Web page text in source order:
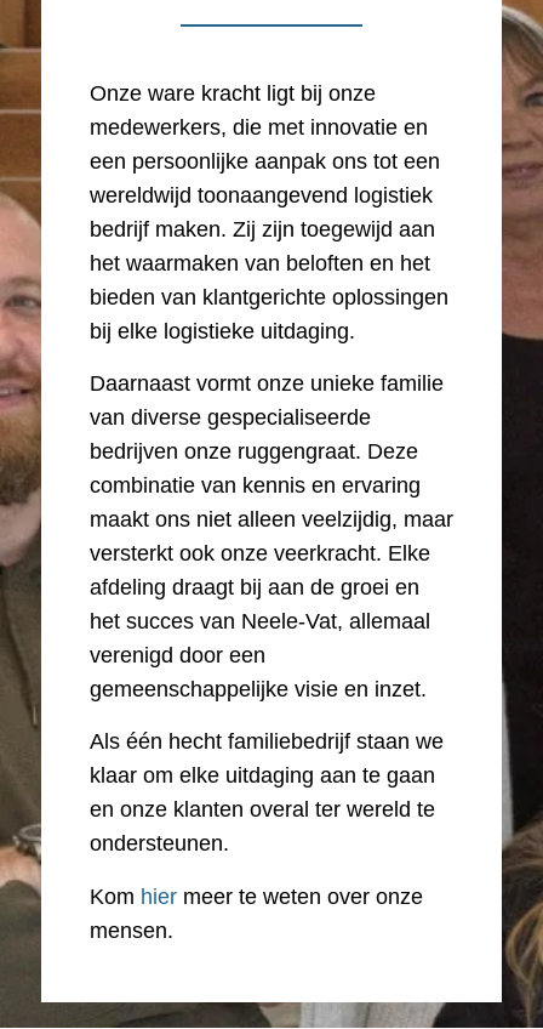
Onze ware kracht ligt bij onze
medewerkers, die met innovatie en
een persoonlijke aanpak ons tot een
wereldwijd toonaangevend logistiek
bedrijf maken. Zij zijn toegewijd aan
het waarmaken van beloften en het
bieden van klantgerichte oplossingen
bij elke logistieke uitdaging.
Daarnaast vormt onze unieke familie
van diverse gespecialiseerde
bedrijven onze ruggengraat. Deze
combinatie van kennis en ervaring
maakt ons niet alleen veelzijdig, maar
versterkt ook onze veerkracht. Elke
afdeling draagt bij aan de groei en
het succes van Neele-Vat, allemaal
verenigd door een
gemeenschappelijke visie en inzet.
Als één hecht familiebedrijf staan we
klaar om elke uitdaging aan te gaan
en onze klanten overal ter wereld te
ondersteunen.
Kom hiermeer te weten over onze
mensen.